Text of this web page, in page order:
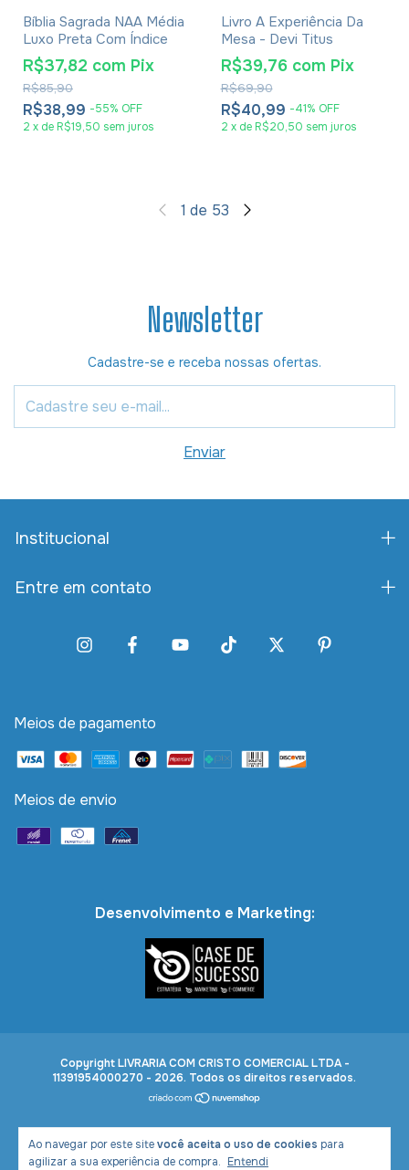
Ao navegar por este sitevocê aceita o uso de cookies para
agilizar a sua experiência de compra. Entendi
Bíblia Sagrada NAA Média
Luxo Preta Com Índice
R$38,99 -55% OFF
R$85,90
R$37,82 com Pix
2 x de R$19,50 sem juros
Livro A Experiência Da
Mesa - Devi Titus
R$40,99 -41% OFF
R$69,90
R$39,76 com Pix
2 x de R$20,50 sem juros
1 de 53
Newsletter
Cadastre-se e receba nossas ofertas.
Institucional
Entre em contato
Meios de pagamento
Meios de envio
Desenvolvimento e Marketing:
Copyright LIVRARIA COM CRISTO COMERCIAL LTDA -
11391954000270 - 2026. Todos os direitos reservados.